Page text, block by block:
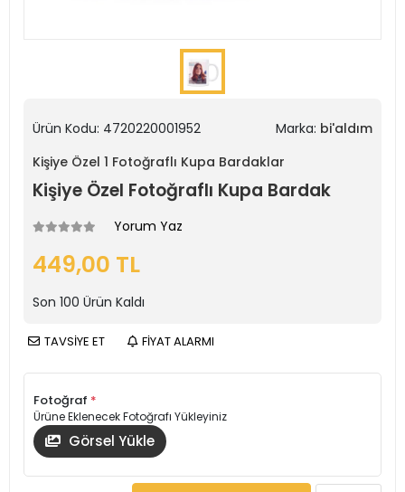
Ürün Kodu: 4720220001952 Marka: bi'aldım
Kişiye Özel 1 Fotoğraflı Kupa Bardaklar
Kişiye Özel Fotoğraflı Kupa Bardak
Yorum Yaz
449,00 TL
Son 100 Ürün Kaldı
TAVSİYE ET FİYAT ALARMI
Fotoğraf *
Ürüne Eklenecek Fotoğrafı Yükleyiniz
Görsel Yükle